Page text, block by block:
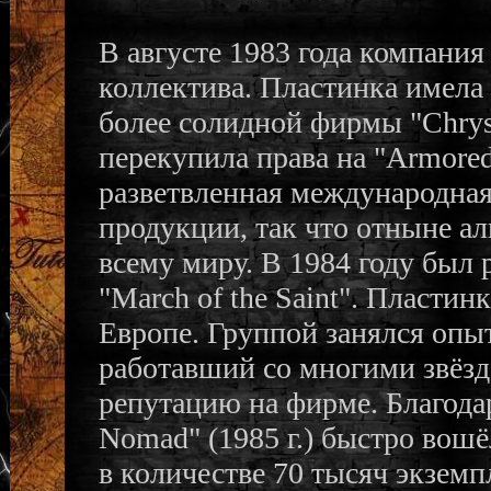
В августе 1983 года
коллектива. Пластинка
более солидной фирмы
перекупила права на
разветвленная
продукции, так что отныне
всему миру. В 1984 году был
"March of the Saint".
Европе. Группой занялся
работавший со многими
репутацию на фирме.
Nomad" (1985 г.) быстро
в количестве 70 тысяч